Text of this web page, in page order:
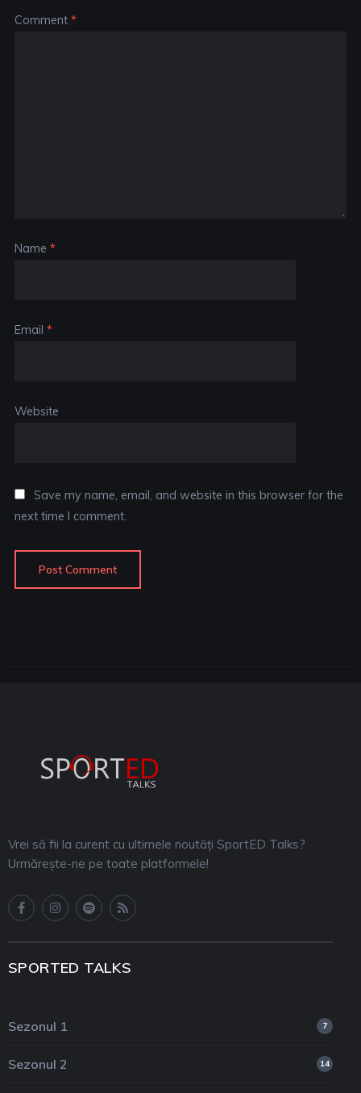
Comment *
Name *
Email *
Website
Save my name, email, and website in this browser for the
next time I comment.
Vrei să fii la curent cu ultimele noutăți SportED Talks?
Urmărește-ne pe toate platformele!
SPORTED TALKS
Sezonul 1 7
Sezonul 2 14